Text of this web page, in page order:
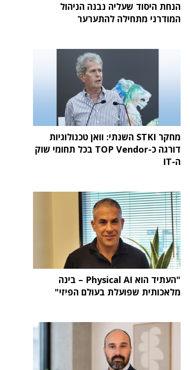
הנחת היסוד שעליה נבנה הניהול
המודרני מתחילה להתערער
מחקר STKI השנתי: וואן טכנולוגיות
דורגה כ-TOP Vendor בכל תחומי שוק
ה-IT
"העתיד הוא Physical AI – בינה
מלאכותית שפועלת בעולם הפיזי"